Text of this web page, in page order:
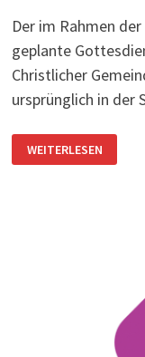
Der im Rahmen
geplante
Christlicher
ursprünglich in der
DER
WEITERLESEN